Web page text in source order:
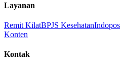
Layanan
Remit KilatBPJS KesehatanIndopos
Konten
Kontak